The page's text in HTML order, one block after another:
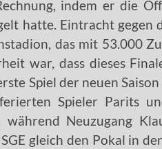
indem er die
hatte. Eintracht gegen
das mit 53.000
war, dass dieses
Spiel der neuen
Spieler Parits
während Neuzugang
gleich den Pokal in